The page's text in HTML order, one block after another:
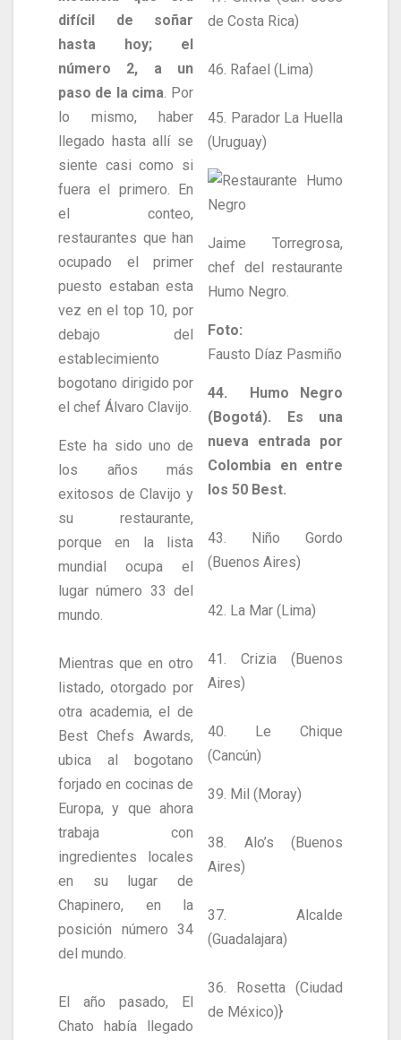
difícil de soñar
hasta hoy; el
número 2, a un
paso de la cima. Por
lo mismo, haber
llegado hasta allí se
siente casi como si
fuera el primero. En
el conteo,
restaurantes que han
ocupado el primer
puesto estaban esta
vez en el top 10, por
debajo del
establecimiento
bogotano dirigido por
el chef Álvaro Clavijo.
Este ha sido uno de
los años más
exitosos de Clavijo y
su restaurante,
porque en la lista
mundial ocupa el
lugar número 33 del
mundo.
Mientras que en otro
listado, otorgado por
otra academia, el de
Best Chefs Awards,
ubica al bogotano
forjado en cocinas de
Europa, y que ahora
trabaja con
ingredientes locales
en su lugar de
Chapinero, en la
posición número 34
del mundo.
El año pasado, El
Chato había llegado
de Costa Rica)
46. Rafael (Lima)
45. Parador La Huella
(Uruguay)
Jaime Torregrosa,
chef del restaurante
Humo Negro.
Foto:
Fausto Díaz Pasmiño
44. Humo Negro
(Bogotá). Es una
nueva entrada por
Colombia en entre
los 50 Best.
43. Niño Gordo
(Buenos Aires)
42. La Mar (Lima)
41. Crizia (Buenos
Aires)
40. Le Chique
(Cancún)
39. Mil (Moray)
38. Alo’s (Buenos
Aires)
37. Alcalde
(Guadalajara)
36. Rosetta (Ciudad
de México)}